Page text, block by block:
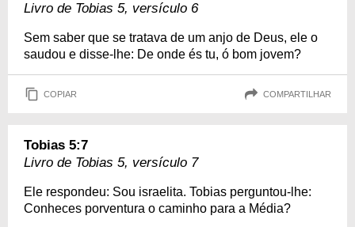
Livro de Tobias 5, versículo 6
Sem saber que se tratava de um anjo de Deus, ele o
saudou e disse-lhe: De onde és tu, ó bom jovem?
COPIAR COMPARTILHAR
Tobias 5:7
Livro de Tobias 5, versículo 7
Ele respondeu: Sou israelita. Tobias perguntou-lhe:
Conheces porventura o caminho para a Média?